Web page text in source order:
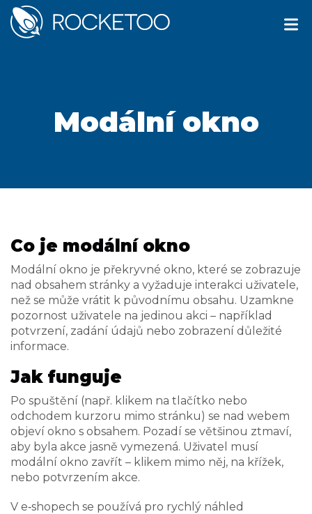
Modální okno
Co je modální okno
Modální okno je překryvné okno, které se zobrazuje
nad obsahem stránky a vyžaduje interakci uživatele,
než se může vrátit k původnímu obsahu. Uzamkne
pozornost uživatele na jedinou akci – například
potvrzení, zadání údajů nebo zobrazení důležité
informace.
Jak funguje
Po spuštění (např. klikem na tlačítko nebo
odchodem kurzoru mimo stránku) se nad webem
objeví okno s obsahem. Pozadí se většinou ztmaví,
aby byla akce jasně vymezená. Uživatel musí
modální okno zavřít – klikem mimo něj, na křížek,
nebo potvrzením akce.
V e‑shopech se používá pro rychlý náhled